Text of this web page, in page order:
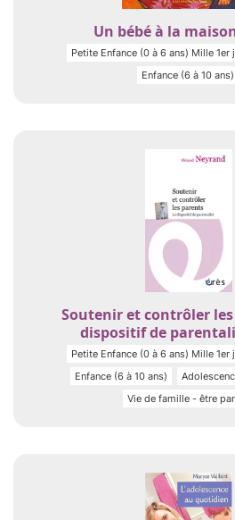
Un bébé à la
Petite Enfance (0 à 6 ans) Mille 1er
Enfance (6 à 10 ans)
Soutenir et contrôler
dispositif de
Petite Enfance (0 à 6 ans) Mille 1er
Enfance (6 à 10 ans)
Vie de famille - être